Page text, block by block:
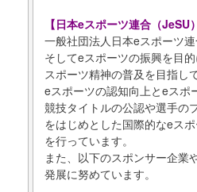
【日本eスポーツ連合（JeSU
一般社団法人日本eスポーツ
そしてeスポーツの振興を目
スポーツ精神の普及を目指し
eスポーツの認知向上とeスポ
競技タイトルの公認や選手の
をはじめとした国際的なeス
を行っています。
また、以下のスポンサー企業
発展に努めています。